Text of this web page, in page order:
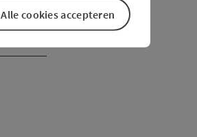
Alle cookies accepteren